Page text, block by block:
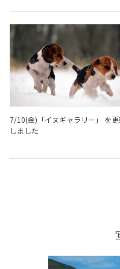
7/10(金)「イヌギャラリー」 を
しました